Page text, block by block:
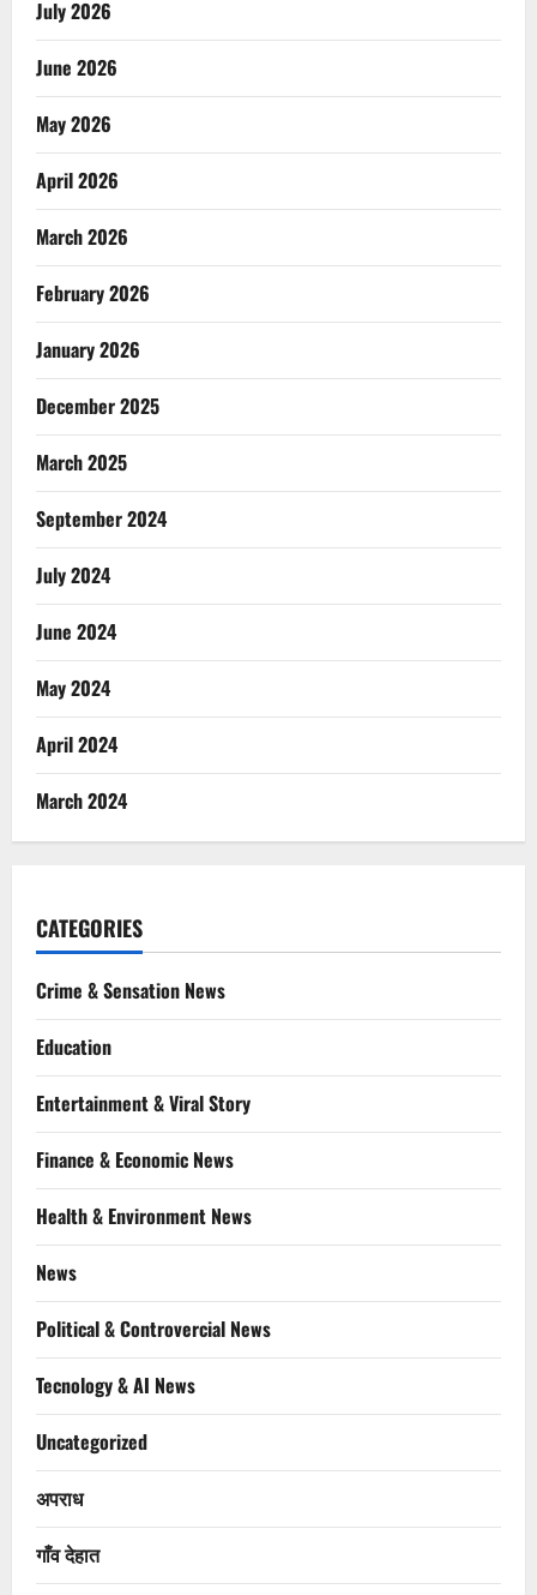
July 2026
June 2026
May 2026
April 2026
March 2026
February 2026
January 2026
December 2025
March 2025
September 2024
July 2024
June 2024
May 2024
April 2024
March 2024
CATEGORIES
Crime & Sensation News
Education
Entertainment & Viral Story
Finance & Economic News
Health & Environment News
News
Political & Controvercial News
Tecnology & AI News
Uncategorized
अपराध
गाँव देहात